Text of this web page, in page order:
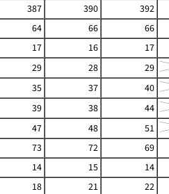
387 390 392
64 66 66
17 16 17
29 28
29
35 37
40
39 38
44
47 48
51
73 72 69
14 15 14
18 21 22